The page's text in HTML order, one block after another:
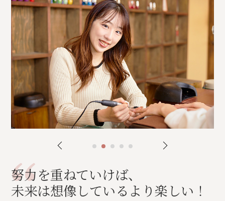
努力を重ねていけば、
未来は想像しているより楽しい！